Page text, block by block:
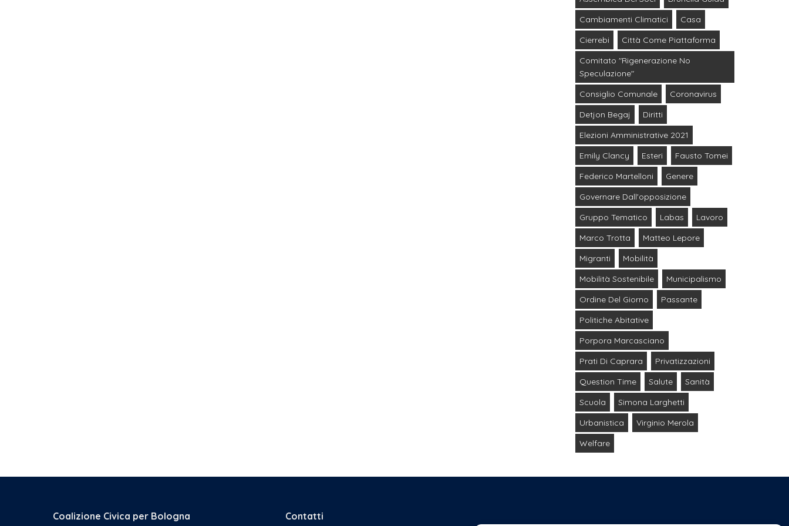
Cambiamenti Climatici
Casa
Cierrebi
Città Come Piattaforma
Comitato "Rigenerazione No
Speculazione"
Consiglio Comunale
Coronavirus
Detjon Begaj
Diritti
Elezioni Amministrative 2021
Emily Clancy
Esteri
Fausto Tomei
Federico Martelloni
Genere
Governare Dall'opposizione
Gruppo Tematico
Labas
Lavoro
Marco Trotta
Matteo Lepore
Migranti
Mobilità
Mobilità Sostenibile
Municipalismo
Ordine Del Giorno
Passante
Politiche Abitative
Porpora Marcasciano
Prati Di Caprara
Privatizzazioni
Question Time
Salute
Sanità
Scuola
Simona Larghetti
Urbanistica
Virginio Merola
Welfare
Coalizione Civica per Bologna
Contatti